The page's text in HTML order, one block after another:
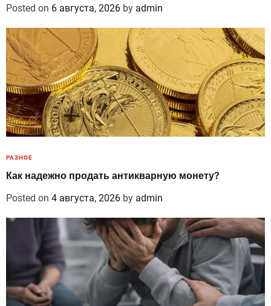
Posted on 6 августа, 2026 by admin
РАЗНОЕ
Как надежно продать антикварную монету?
Posted on 4 августа, 2026 by admin